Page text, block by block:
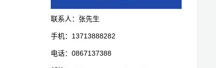
联系人：张先生
手机：13713888282
电话：0867137388